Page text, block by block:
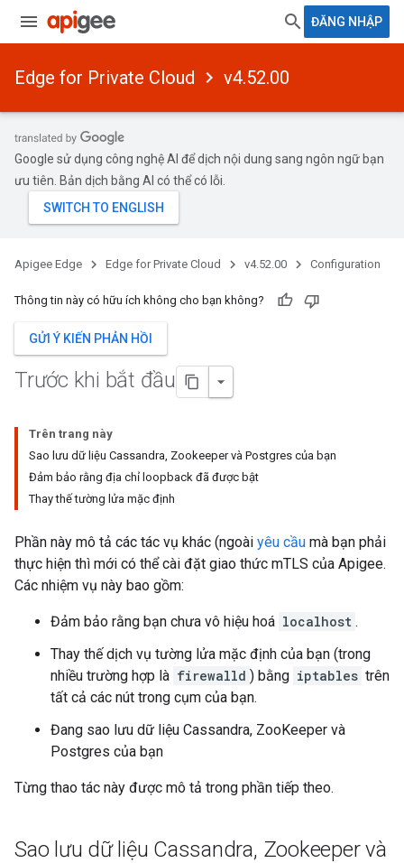
ĐĂNG NHẬP
Edge for Private Cloud v4.52.00
Google sử dụng công nghệ AI để dịch nội dung sang ngôn ngữ bạn
ưu tiên. Bản dịch bằng AI có thể có lỗi.
Apigee Edge Edge for Private Cloud v4.52.00 Configuration
Thông tin này có hữu ích không cho bạn không?
GỬI Ý KIẾN PHẢN HỒI
Trước khi bắt đầu
Trên trang này
Sao lưu dữ liệu Cassandra, Zookeeper và Postgres của bạn
Đảm bảo rằng địa chỉ loopback đã được bật
Thay thế tường lửa mặc định
Phần này mô tả các tác vụ khác (ngoài yêu cầu mà bạn phải
thực hiện thì mới có thể cài đặt giao thức mTLS của Apigee.
Các nhiệm vụ này bao gồm:
Đảm bảo rằng bạn chưa vô hiệu hoá localhost .
Thay thế dịch vụ tường lửa mặc định của bạn (trong
nhiều trường hợp là firewalld ) bằng iptables trên
tất cả các nút trong cụm của bạn.
Đang sao lưu dữ liệu Cassandra, ZooKeeper và
Postgres của bạn
Từng thao tác này được mô tả trong phần tiếp theo.
Sao lưu dữ liệu Cassandra, Zookeeper và